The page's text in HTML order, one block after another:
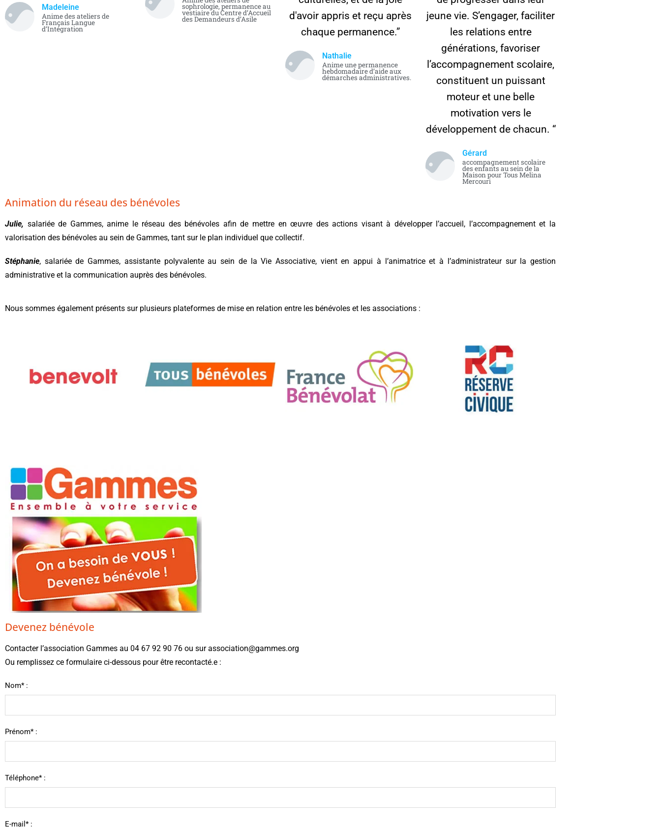
Madeleine
Anime des ateliers de
Français Langue
d’Intégration
sophrologie, permanence au
vestiaire du Centre d’Accueil
des Demandeurs d’Asile
d'avoir appris et reçu après
chaque permanence.”
Nathalie
Anime une permanence
hebdomadaire d’aide aux
démarches administratives.
jeune vie. S’engager, faciliter
les relations entre
générations, favoriser
l’accompagnement scolaire,
constituent un puissant
moteur et une belle
motivation vers le
développement de chacun. “
Gérard
accompagnement scolaire
des enfants au sein de la
Maison pour Tous Melina
Mercouri
Animation du réseau des bénévoles
Julie, salariée de Gammes, anime le réseau des bénévoles afin de mettre en œuvre des actions visant à développer l’accueil, l’accompagnement et la
valorisation des bénévoles au sein de Gammes, tant sur le plan individuel que collectif.
Stéphanie, salariée de Gammes, assistante polyvalente au sein de la Vie Associative, vient en appui à l’animatrice et à l’administrateur sur la gestion
administrative et la communication auprès des bénévoles.
Nous sommes également présents sur plusieurs plateformes de mise en relation entre les bénévoles et les associations :
Devenez bénévole
Contacter l’association Gammes au 04 67 92 90 76 ou sur association@gammes.org
Ou remplissez ce formulaire ci-dessous pour être recontacté.e :
Nom* :
Prénom* :
Téléphone* :
E-mail* :